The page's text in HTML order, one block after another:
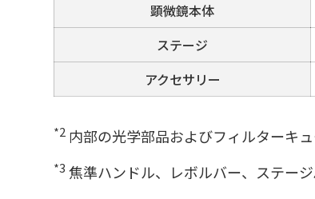
顕微鏡本体
ステージ
アクセサリー
*2 内部の光学部品およびフィルターキ
*3 焦準ハンドル、レボルバー、ステー